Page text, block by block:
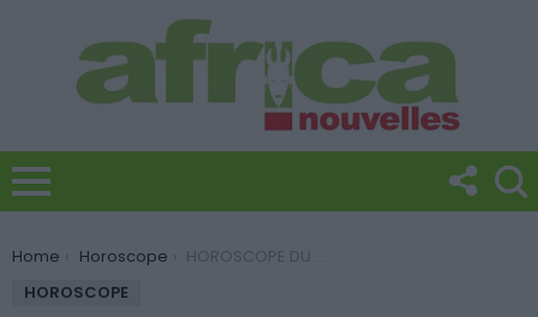
You are here:
Home Horoscope
HOROSCOPE DU JOUR: Lundi 23 février 2015 – Prévisions astrales pour tous les signes du zodiaque!
HOROSCOPE